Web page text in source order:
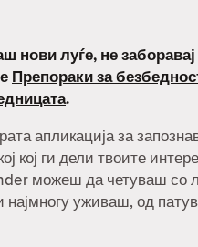
нови луѓе, не
Препораки за
.
апликација за
кој ги дели твоите
можеш да четуваш со
најмногу уживаш, од